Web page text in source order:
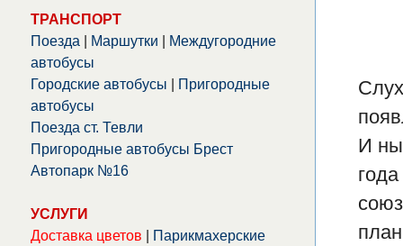
ТРАНСПОРТ
Поезда
Маршутки
Междугородние
автобусы
Городские автобусы
Пригородные
автобусы
Поезда ст. Тевли
Пригородные автобусы Брест
Автопарк №16
УСЛУГИ
Доставка цветов
Парикмахерские
И